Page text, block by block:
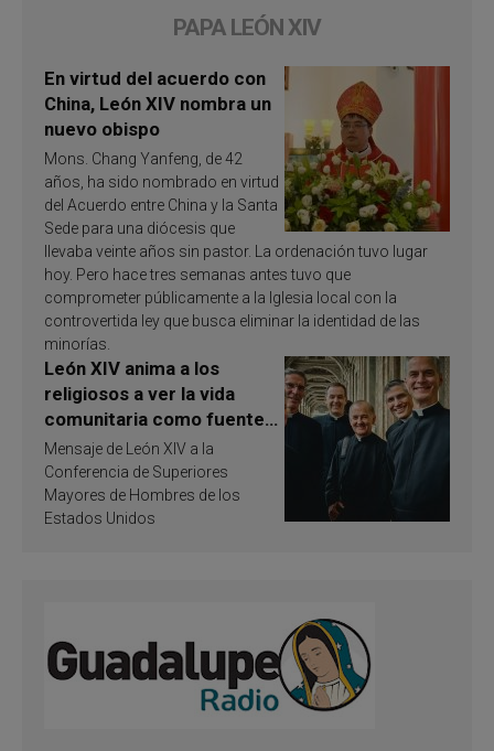
PAPA LEÓN XIV
En virtud del acuerdo con
China, León XIV nombra un
nuevo obispo
Mons. Chang Yanfeng, de 42
años, ha sido nombrado en virtud
del Acuerdo entre China y la Santa
Sede para una diócesis que
llevaba veinte años sin pastor. La ordenación tuvo lugar
hoy. Pero hace tres semanas antes tuvo que
comprometer públicamente a la Iglesia local con la
controvertida ley que busca eliminar la identidad de las
minorías.
León XIV anima a los
religiosos a ver la vida
comunitaria como fuente
de inspiración y
santificación
Mensaje de León XIV a la
Conferencia de Superiores
Mayores de Hombres de los
Estados Unidos